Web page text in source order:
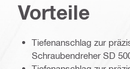
Vorteile
Tiefenanschlag zur
Schraubendreher SD